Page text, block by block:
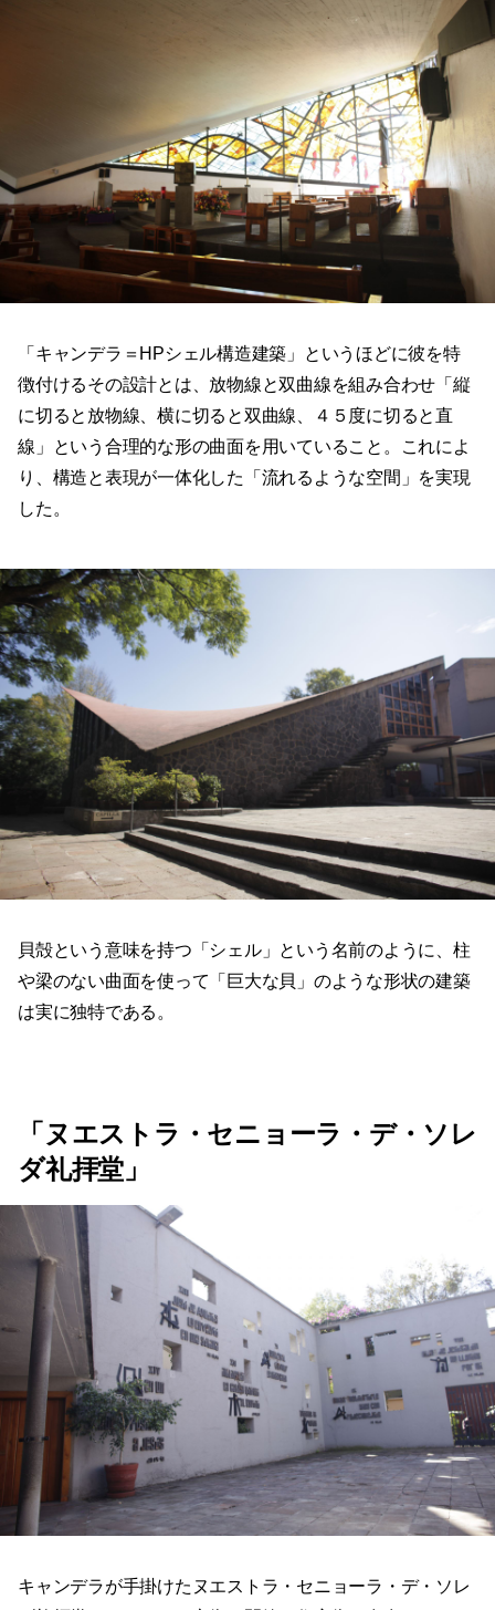
「キャンデラ＝HPシェル構造建築」というほどに彼を特
徴付けるその設計とは、放物線と双曲線を組み合わせ「縦
に切ると放物線、横に切ると双曲線、４５度に切ると直
線」という合理的な形の曲面を用いていること。これによ
り、構造と表現が一体化した「流れるような空間」を実現
した。
貝殻という意味を持つ「シェル」という名前のように、柱
や梁のない曲面を使って「巨大な貝」のような形状の建築
は実に独特である。
「ヌエストラ・セニョーラ・デ・ソレ
ダ礼拝堂」
キャンデラが手掛けたヌエストラ・セニョーラ・デ・ソレ